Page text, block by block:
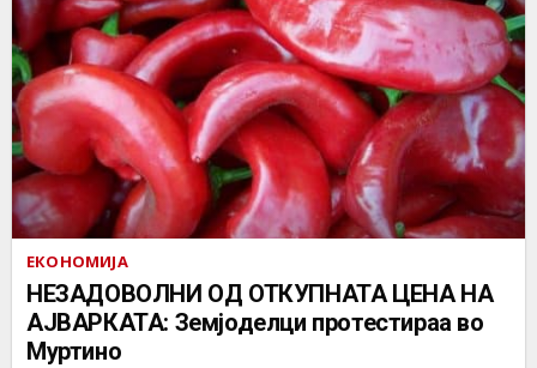
ЕКОНОМИЈА
НЕЗАДОВОЛНИ ОД ОТКУПНАТА ЦЕНА НА
АЈВАРКАТА: Земјоделци протестираа во
Муртино